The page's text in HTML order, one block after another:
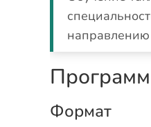
направлению
Формат